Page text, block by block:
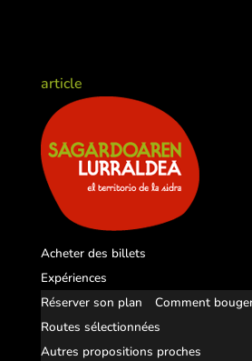
article
Acheter des billets
Expériences
Réserver son plan
Comment
Routes sélectionnées
Autres propositions proches